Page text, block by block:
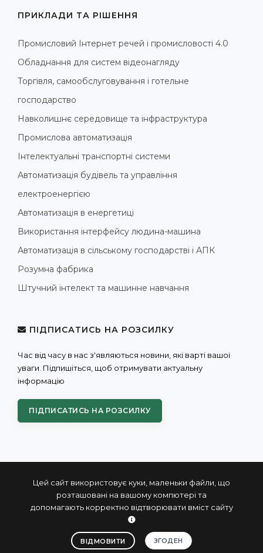
Цей сайт використовує куки, маленьки файли, що
розташовані на вашому компютері та
допомагають корректно відтворювати вміст сайту
ВІДМОВИТИ ЗГОДЕН
ПРИКЛАДИ ТА РІШЕННЯ
Промисловий Інтернет речей і промисловості 4.0
Обладнання для систем відеонагляду
Торгівля, самообслуговування і готельне
господарство
Навколишнє середовище та інфраструктура
Промислова автоматизація
Інтелектуальні транспортні системи
Автоматизація будівель та управління
електроенергією
Автоматизація в енергетиці
Використання інтерфейсу людина-машина
Автоматизація в сільському господарстві і АПК
Розумна фабрика
Штучний інтелект та машинне навчання
ПІДПИСАТИСЬ НА РОЗСИЛКУ
Час від часу в нас з'являються новини, які варті вашої
уваги. Підпишіться, щоб отримувати актуальну
інформацію
ПІДПИСАТИСЬ НА РОЗСИЛКУ
© 2004 - 2026 ПРОКСИС™ - промислові комп'ютери та
системи